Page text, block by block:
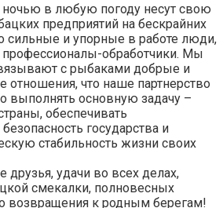
в любую погоду несут свою
предприятий на бескрайних
сильные и упорные в работе люди,
обработчики. Мы
с рыбаками добрые и
отношения, что наше партнерство
выполнять основную задачу –
обеспечивать
государства и
стабильность жизни своих
удачи во всех делах,
смекалки, полновесных
возвращения к родным берегам!